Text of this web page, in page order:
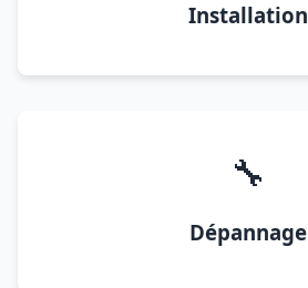
Installation
🔧
Dépannage